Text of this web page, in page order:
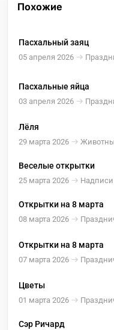
Похожие
Пасхальный заяц
05 апреля 2026
Пасхальные яйца
03 апреля 2026
Лёля
29 марта 2026
Веселые открытки
25 марта 2026 Надписи
Открытки на 8 марта
08 марта 2026
Открытки на 8 марта
07 марта 2026
Цветы
01 марта 2026
Сэр Ричард